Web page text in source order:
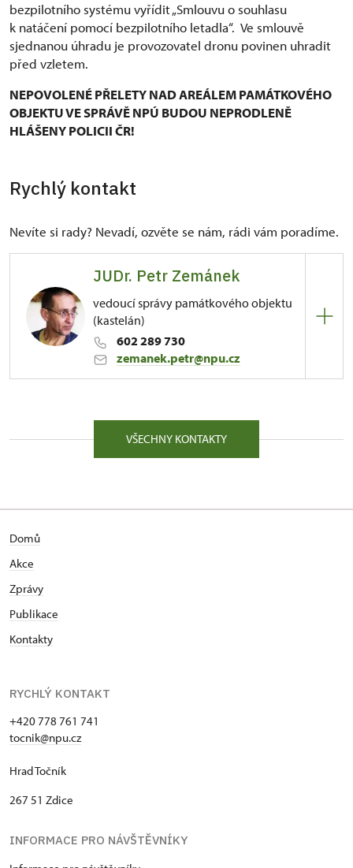
bezpilotního systému vyřídit „Smlouvu o souhlasu
k natáčení pomocí bezpilotního letadla“. Ve smlouvě
sjednanou úhradu je provozovatel dronu povinen uhradit
před vzletem.
NEPOVOLENÉ PŘELETY NAD AREÁLEM PAMÁTKOVÉHO
OBJEKTU VE SPRÁVĚ NPÚ BUDOU NEPRODLENĚ
HLÁŠENY POLICII ČR!
Rychlý kontakt
Nevíte si rady? Nevadí, ozvěte se nám, rádi vám poradíme.
JUDr. Petr Zemánek
vedoucí správy památkového objektu
(kastelán)
602 289 730
zemanek.petr@npu.cz
1/, Točník 1 26751
Škodovce mapoval se svým kamarádem Petrem
prázdninách roku 1981 uskutečnil sám pěší
nastoupil roční vojenskou službu ve funkci technika
roty u tankové a automobilní jednotky v Žatci a
Postoloprtech. Před vojenskou službou a těsně po
právním odboru Dopravního podniku hlavního
města Prahy (JUDr. Klouda). V květnu 1986 odešel z
Nechvátala jako brigádník při archeologickém
průzkumu nejstaršího osídlení Vyšehradu. Během
VŠECHNY KONTAKTY
Domů
Akce
Zprávy
Publikace
Kontakty
RYCHLÝ KONTAKT
+420 778 761 741
tocnik@npu.cz
Hrad Točník
267 51 Zdice
INFORMACE PRO NÁVŠTĚVNÍKY